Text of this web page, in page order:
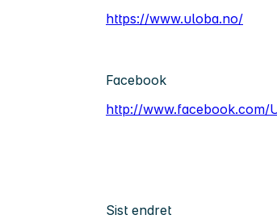
https://www.uloba.no/
Facebook
http://www.facebook.com/
Sist endret